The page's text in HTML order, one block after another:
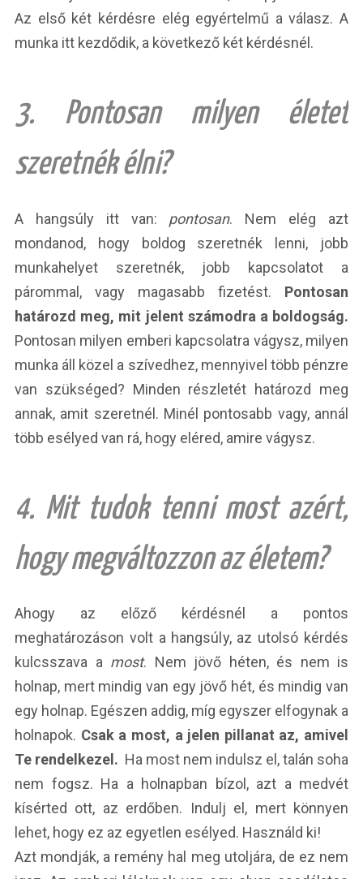
Az első két kérdésre elég egyértelmű a válasz. A
munka itt kezdődik, a következő két kérdésnél.
3. Pontosan milyen életet
szeretnék élni?
A hangsúly itt van: pontosan. Nem elég azt
mondanod, hogy boldog szeretnék lenni, jobb
munkahelyet szeretnék, jobb kapcsolatot a
párommal, vagy magasabb fizetést. Pontosan
határozd meg, mit jelent számodra a boldogság.
Pontosan milyen emberi kapcsolatra vágysz, milyen
munka áll közel a szívedhez, mennyivel több pénzre
van szükséged? Minden részletét határozd meg
annak, amit szeretnél. Minél pontosabb vagy, annál
több esélyed van rá, hogy eléred, amire vágysz.
4. Mit tudok tenni most azért,
hogy megváltozzon az életem?
Ahogy az előző kérdésnél a pontos
meghatározáson volt a hangsúly, az utolsó kérdés
kulcsszava a most. Nem jövő héten, és nem is
holnap, mert mindig van egy jövő hét, és mindig van
egy holnap. Egészen addig, míg egyszer elfogynak a
holnapok. Csak a most, a jelen pillanat az, amivel
Te rendelkezel. Ha most nem indulsz el, talán soha
nem fogsz. Ha a holnapban bízol, azt a medvét
kísérted ott, az erdőben. Indulj el, mert könnyen
lehet, hogy ez az egyetlen esélyed. Használd ki!
Azt mondják, a remény hal meg utoljára, de ez nem